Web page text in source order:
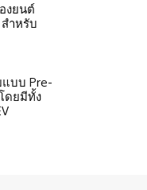
งยนต์
ำหรับ
บบ Pre-
ดยมีทั้ง